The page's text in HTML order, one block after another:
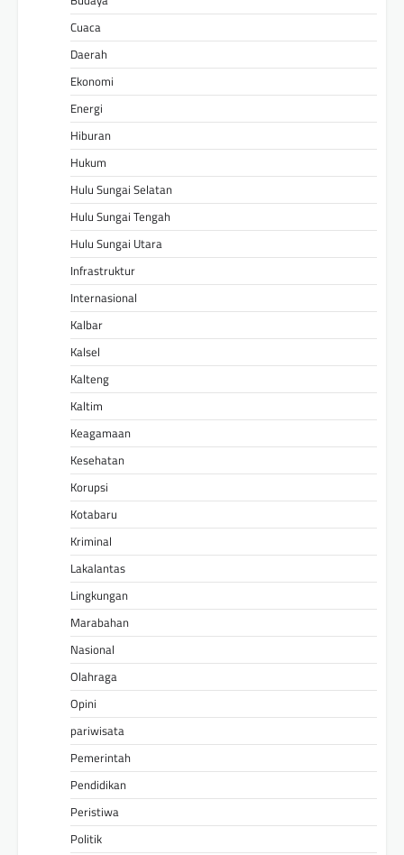
Cuaca
Daerah
Ekonomi
Energi
Hiburan
Hukum
Hulu Sungai Selatan
Hulu Sungai Tengah
Hulu Sungai Utara
Infrastruktur
Internasional
Kalbar
Kalsel
Kalteng
Kaltim
Keagamaan
Kesehatan
Korupsi
Kotabaru
Kriminal
Lakalantas
Lingkungan
Marabahan
Nasional
Olahraga
Opini
pariwisata
Pemerintah
Pendidikan
Peristiwa
Politik